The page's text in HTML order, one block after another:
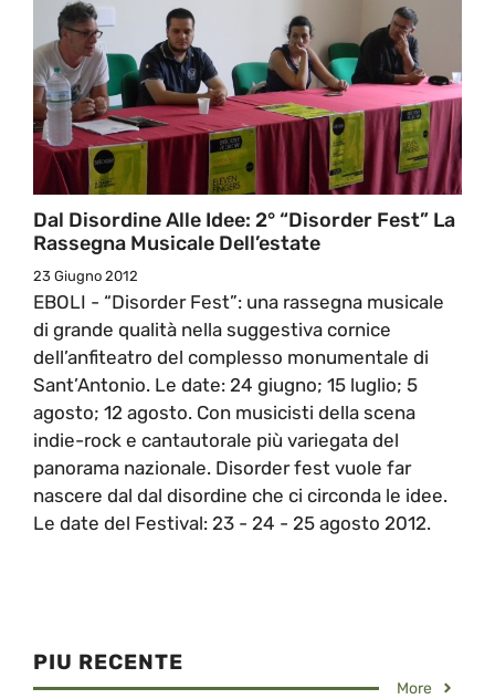
Dal Disordine Alle Idee: 2° “Disorder Fest” La
Rassegna Musicale Dell’estate
23 Giugno 2012
EBOLI - “Disorder Fest”: una rassegna musicale
di grande qualità nella suggestiva cornice
dell’anfiteatro del complesso monumentale di
Sant’Antonio. Le date: 24 giugno; 15 luglio; 5
agosto; 12 agosto. Con musicisti della scena
indie-rock e cantautorale più variegata del
panorama nazionale. Disorder fest vuole far
nascere dal dal disordine che ci circonda le idee.
Le date del Festival: 23 - 24 - 25 agosto 2012.
PIU RECENTE
More